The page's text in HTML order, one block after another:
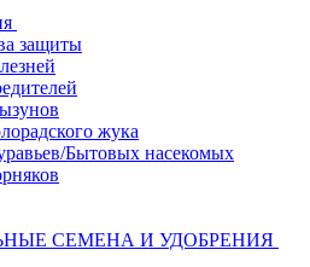
защиты
жука
Бытовых насекомых
СЕМЕНА И УДОБРЕНИЯ